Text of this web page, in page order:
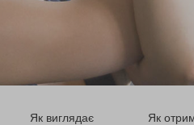
Як виглядає Як